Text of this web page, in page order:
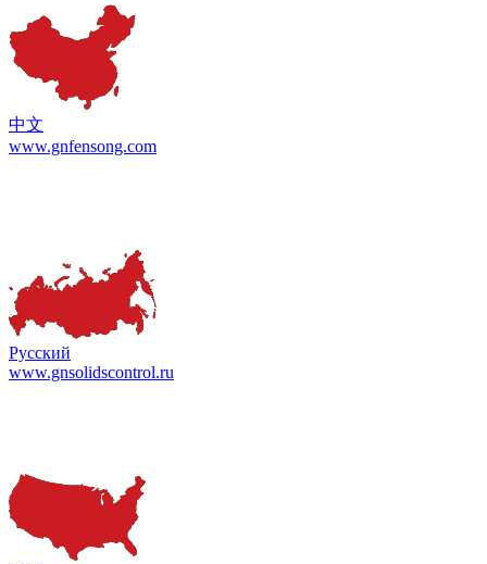
中文
www.gnfensong.com
Русский
www.gnsolidscontrol.ru